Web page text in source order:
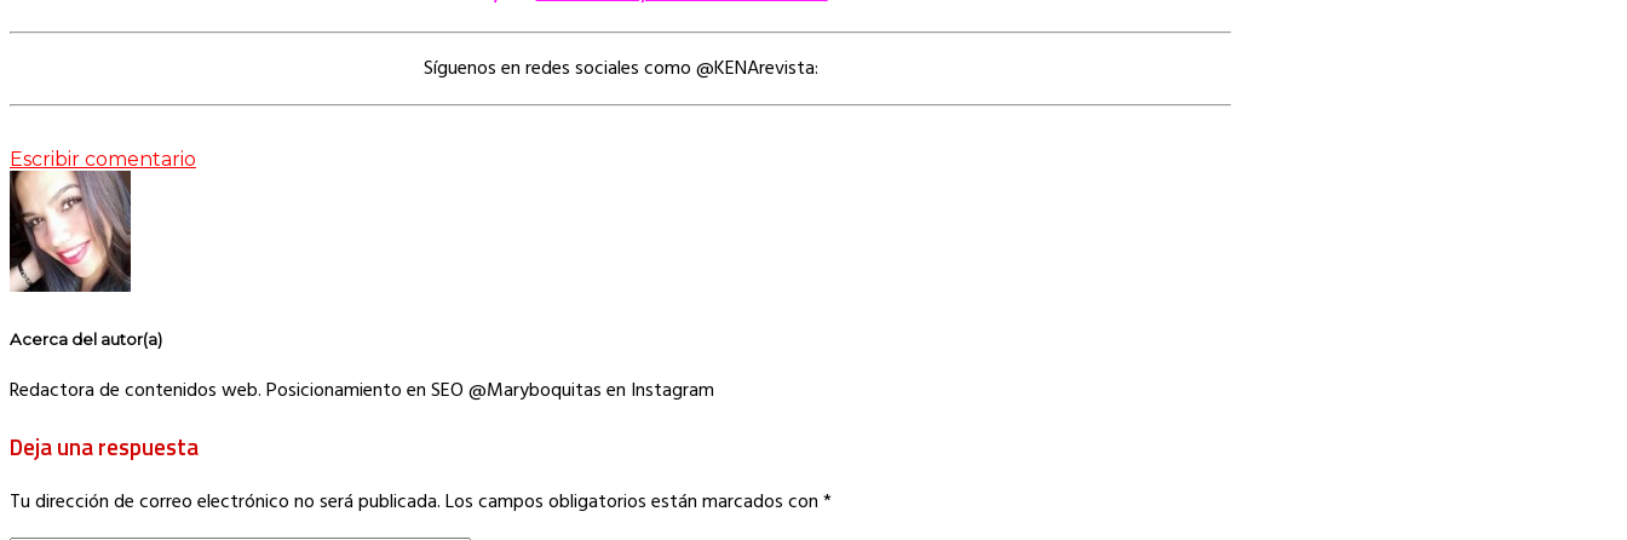
Síguenos en redes sociales como @KENArevista:
Escribir comentario
Acerca del autor(a)
Redactora de contenidos web. Posicionamiento en SEO @Maryboquitas en Instagram
Deja una respuesta
Tu dirección de correo electrónico no será publicada.Los campos obligatorios están marcados con*